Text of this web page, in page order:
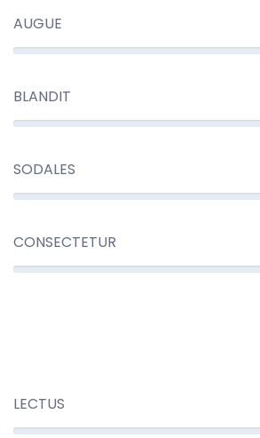
AUGUE
BLANDIT
SODALES
CONSECTETUR
LECTUS